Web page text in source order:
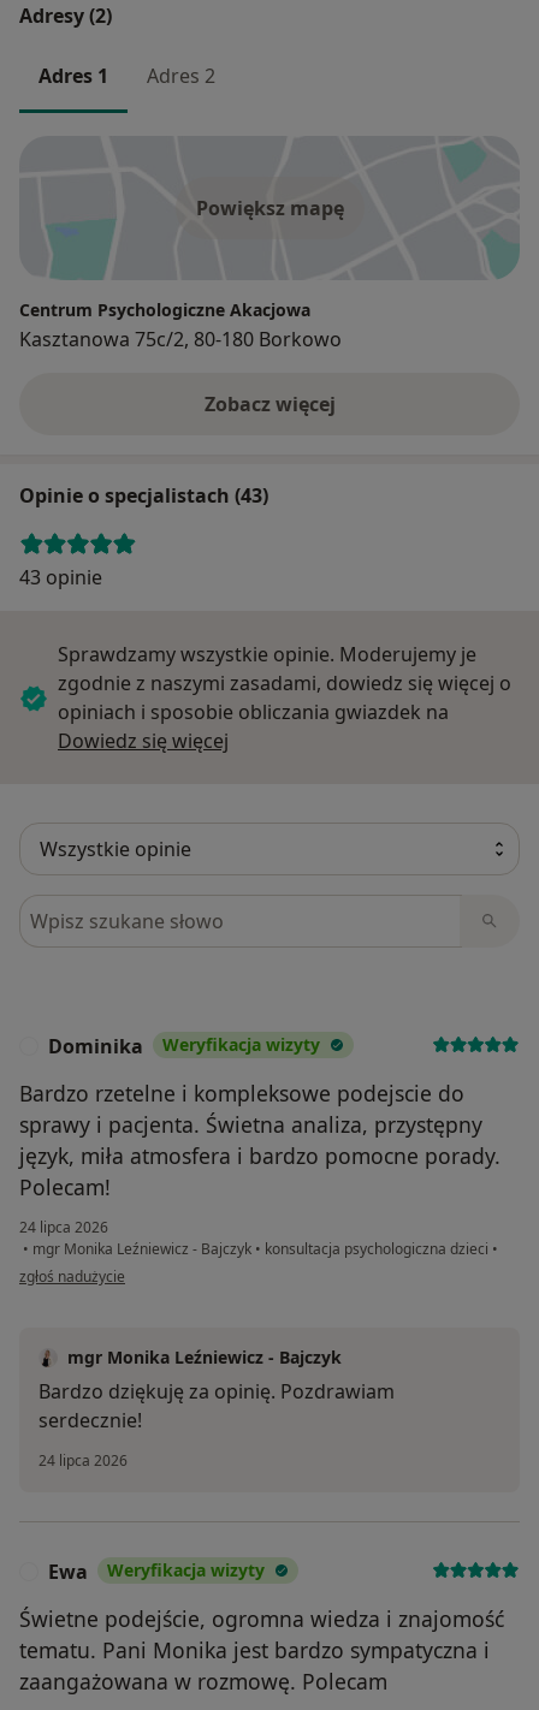
Adresy (2)
Adres 1 Adres 2
Powiększ mapę
Centrum Psychologiczne Akacjowa
Kasztanowa 75c/2, 80-180 Borkowo
Zobacz więcej
Opinie o specjalistach (43)
43 opinie
Sprawdzamy wszystkie opinie. Moderujemy je
zgodnie z naszymi zasadami, dowiedz się więcej o
opiniach i sposobie obliczania gwiazdek na
Dowiedz się więcej
Szukaj w opiniach
Dominika Weryfikacja wizyty
Bardzo rzetelne i kompleksowe podejscie do
sprawy i pacjenta. Świetna analiza, przystępny
język, miła atmosfera i bardzo pomocne porady.
Polecam!
24 lipca 2026
• mgr Monika Leźniewicz - Bajczyk • konsultacja psychologiczna dzieci •
w opinii użytkownika Dominika
zgłoś nadużycie
mgr Monika Leźniewicz - Bajczyk
Bardzo dziękuję za opinię. Pozdrawiam
serdecznie!
24 lipca 2026
Ewa Weryfikacja wizyty
Świetne podejście, ogromna wiedza i znajomość
tematu. Pani Monika jest bardzo sympatyczna i
zaangażowana w rozmowę. Polecam